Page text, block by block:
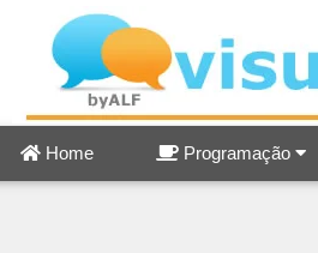
Home Programação